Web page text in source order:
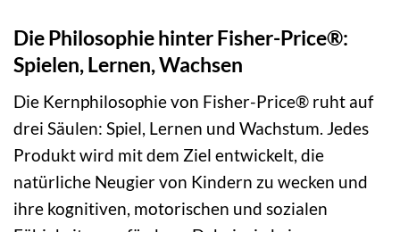
Die Philosophie hinter Fisher-Price®:
Spielen, Lernen, Wachsen
Die Kernphilosophie von Fisher-Price® ruht auf
drei Säulen: Spiel, Lernen und Wachstum. Jedes
Produkt wird mit dem Ziel entwickelt, die
natürliche Neugier von Kindern zu wecken und
ihre kognitiven, motorischen und sozialen